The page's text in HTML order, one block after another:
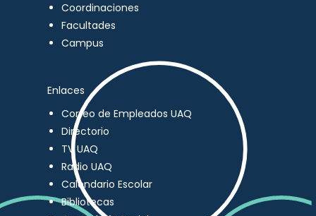
Coordinaciones
Facultades
Campus
Enlaces
Correo de Empleados UAQ
Directorio
TV UAQ
Radio UAQ
Calendario Escolar
Bibliotecas